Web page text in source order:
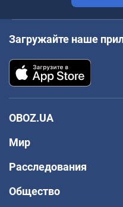
Загружайте наше
OBOZ.UA
Мир
Расследования
Общество